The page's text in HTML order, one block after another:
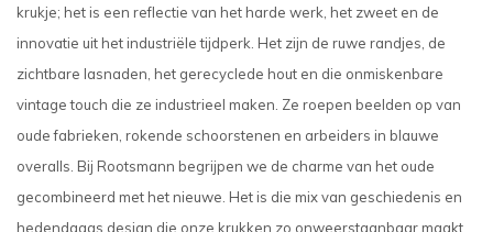
krukje; het is een reflectie van het harde werk, het zweet en de
innovatie uit het industriële tijdperk. Het zijn de ruwe randjes, de
zichtbare lasnaden, het gerecyclede hout en die onmiskenbare
vintage touch die ze industrieel maken. Ze roepen beelden op van
oude fabrieken, rokende schoorstenen en arbeiders in blauwe
overalls. Bij Rootsmann begrijpen we de charme van het oude
gecombineerd met het nieuwe. Het is die mix van geschiedenis en
hedendaags design die onze krukken zo onweerstaanbaar maakt.